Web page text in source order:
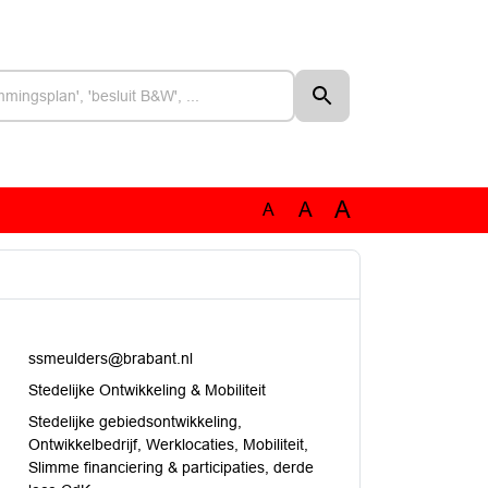
A A A
ssmeulders@brabant.nl
Stedelijke Ontwikkeling & Mobiliteit
Stedelijke gebiedsontwikkeling,
Ontwikkelbedrijf, Werklocaties, Mobiliteit,
Slimme financiering & participaties, derde